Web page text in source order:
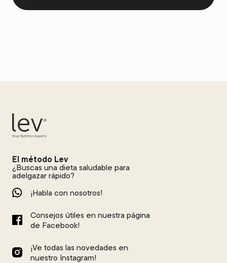
El método Lev
¿Buscas una dieta saludable para
adelgazar rápido?
¡Habla con nosotros!
Consejos útiles en nuestra página
de Facebook!
¡Ve todas las novedades en
nuestro Instagram!